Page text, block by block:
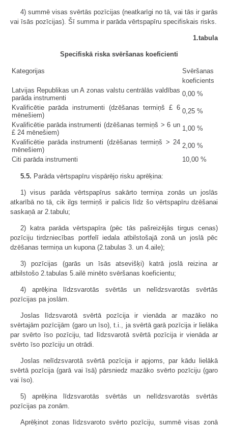
4) summē visas svērtās pozīcijas (neatkarīgi no tā, vai tās ir garās
vai īsās pozīcijas). Šī summa ir parāda vērtspapīru specifiskais risks.
1.tabula
Specifiskā riska svēršanas koeficienti
Kategorijas
Svēršanas
koeficients
Latvijas Republikas un A zonas valstu centrālās valdības
parāda instrumenti
0,00 %
Kvalificētie parāda instrumenti (dzēšanas termiņš £ 6
mēnešiem)
0,25 %
Kvalificētie parāda instrumenti (dzēšanas termiņš > 6 un
£ 24 mēnešiem)
1,00 %
Kvalificētie parāda instrumenti (dzēšanas termiņš > 24
mēnešiem)
2,00 %
Citi parāda instrumenti
10,00 %
5.5. Parāda vērtspapīru vispārējo risku aprēķina:
1) visus parāda vērtspapīrus sakārto termiņa zonās un joslās
atkarībā no tā, cik ilgs termiņš ir palicis līdz šo vērtspapīru dzēšanai
saskaņā ar 2.tabulu;
2) katra parāda vērtspapīra (pēc tās pašreizējās tirgus cenas)
pozīciju tirdzniecības portfelī iedala atbilstošajā zonā un joslā pēc
dzēšanas termiņa un kupona (2.tabulas 3. un 4.aile);
3) pozīcijas (garās un īsās atsevišķi) katrā joslā reizina ar
atbilstošo 2.tabulas 5.ailē minēto svēršanas koeficientu;
4) aprēķina līdzsvarotās svērtās un nelīdzsvarotās svērtās
pozīcijas pa joslām.
Joslas līdzsvarotā svērtā pozīcija ir vienāda ar mazāko no
svērtajām pozīcijām (garo un īso), t.i., ja svērtā garā pozīcija ir lielāka
par svērto īso pozīciju, tad līdzsvarotā svērtā pozīcija ir vienāda ar
svērto īso pozīciju un otrādi.
Joslas nelīdzsvarotā svērtā pozīcija ir apjoms, par kādu lielākā
svērtā pozīcija (garā vai īsā) pārsniedz mazāko svērto pozīciju (garo
vai īso).
5) aprēķina līdzsvarotās svērtās un nelīdzsvarotās svērtās
pozīcijas pa zonām.
Aprēķinot zonas līdzsvaroto svērto pozīciju, summē visas zonā